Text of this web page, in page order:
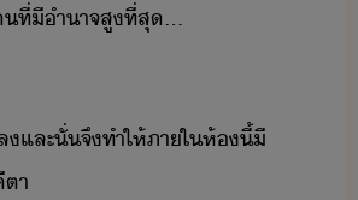
ที​่​ีำาจ​สู​ที่สุ​...
และ​ั่​จึ​ทำให้​ภาใ​ห้​ี้​ี​
า